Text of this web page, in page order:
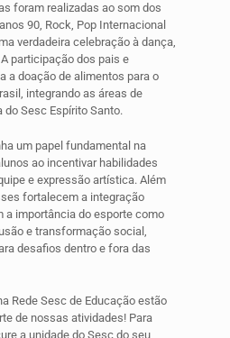
foram realizadas ao som dos
90, Rock, Pop Internacional
verdadeira celebração à dança,
participação dos pais e
a doação de alimentos para o
integrando as áreas de
Sesc Espírito Santo.
um papel fundamental na
ao incentivar habilidades
e expressão artística. Além
fortalecem a integração
a importância do esporte como
e transformação social,
desafios dentro e fora das
Rede Sesc de Educação estão
de nossas atividades! Para
a unidade do Sesc do seu